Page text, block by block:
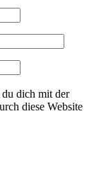
dich mit der
diese Website